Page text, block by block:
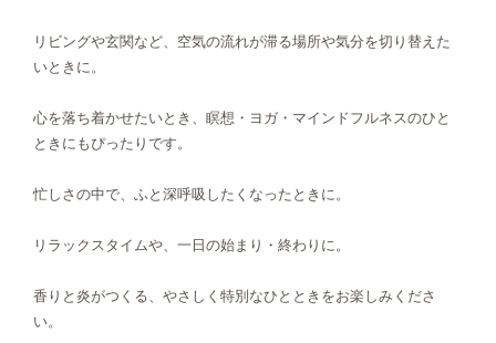
リビングや玄関など、空気の流れが滞る場所や気分を切り替えた
いときに。
心を落ち着かせたいとき、瞑想・ヨガ・マインドフルネスのひと
ときにもぴったりです。
忙しさの中で、ふと深呼吸したくなったときに。
リラックスタイムや、一日の始まり・終わりに。
香りと炎がつくる、やさしく特別なひとときをお楽しみくださ
い。